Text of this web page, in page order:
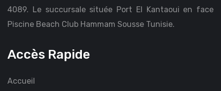
4089. Le succursale située Port El Kantaoui en face
Piscine Beach Club Hammam Sousse Tunisie.
Accès Rapide
Accueil